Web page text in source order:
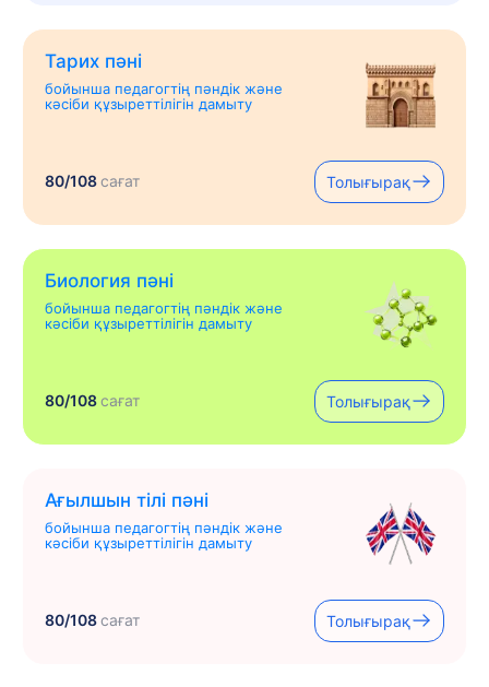
Тарих пәні
бойынша педагогтің пәндік және
кәсіби құзыреттілігін дамыту
80/108сағат Толығырақ
Биология пәні
бойынша педагогтің пәндік және
кәсіби құзыреттілігін дамыту
80/108сағат Толығырақ
Ағылшын тілі пәні
бойынша педагогтің пәндік және
кәсіби құзыреттілігін дамыту
80/108сағат Толығырақ